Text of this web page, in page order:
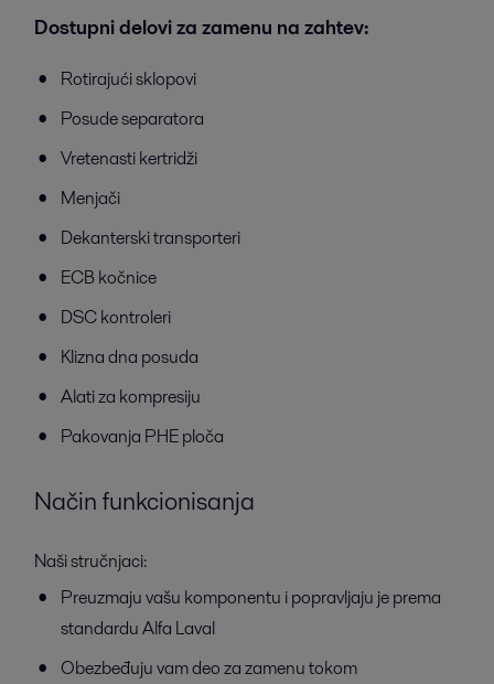
Dostupni delovi za zamenu na zahtev:
Rotirajući sklopovi
Posude separatora
Vretenasti kertridži
Menjači
Dekanterski transporteri
ECB kočnice
DSC kontroleri
Klizna dna posuda
Alati za kompresiju
Pakovanja PHE ploča
Način funkcionisanja
Naši stručnjaci:
Preuzmaju vašu komponentu i popravljaju je prema
standardu Alfa Laval
Obezbeđuju vam deo za zamenu tokom